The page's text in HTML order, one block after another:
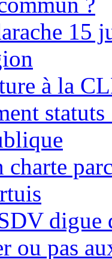
15
à la
charte
digue
ou pas